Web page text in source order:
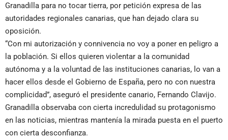
Granadilla para no tocar tierra, por petición expresa de las
autoridades regionales canarias, que han dejado clara su
oposición.
“Con mi autorización y connivencia no voy a poner en peligro a
la población. Si ellos quieren violentar a la comunidad
autónoma y a la voluntad de las instituciones canarias, lo van a
hacer ellos desde el Gobierno de España, pero no con nuestra
complicidad”, aseguró el presidente canario, Fernando Clavijo.
Granadilla observaba con cierta incredulidad su protagonismo
en las noticias, mientras mantenía la mirada puesta en el puerto
con cierta desconfianza.